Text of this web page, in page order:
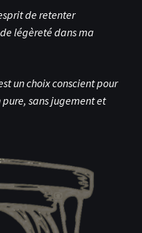
de retenter
légèreté dans ma
un choix conscient pour
sans jugement et